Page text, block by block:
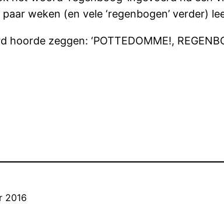
weken (en vele ‘regenbogen’ verder)
hoorde zeggen: ‘POTTEDOMME!,
2016